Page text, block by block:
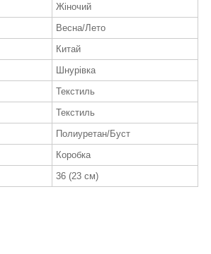
Жіночий
Весна/Лето
Китай
Шнурівка
Текстиль
Текстиль
Полиуретан/Буст
Коробка
36 (23 см)